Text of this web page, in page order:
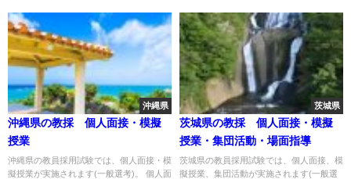
沖縄県
沖縄県の教採 個人面接・模擬
授業
沖縄県の教員採用試験では、個人面接・模
擬授業が実施されます(一般選考)。 個人面
茨城県
茨城県の教採 個人面接・模擬
授業・集団活動・場面指導
茨城県の教員採用試験では、個人面接、模
擬授業、集団活動が実施されます(一般選